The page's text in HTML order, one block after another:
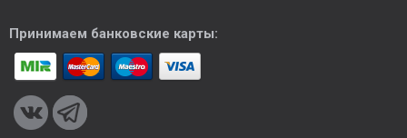
Принимаем банковские карты: